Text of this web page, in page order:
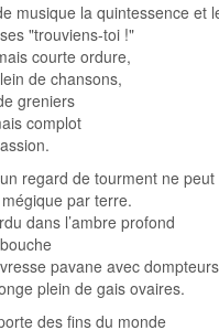
musique la quintessence et
"trouviens-toi !"
courte ordure,
de chansons,
greniers
complot
regard de tourment ne
par terre.
dans l’ambre profond
pavane avec
plein de gais ovaires.
des fins du monde